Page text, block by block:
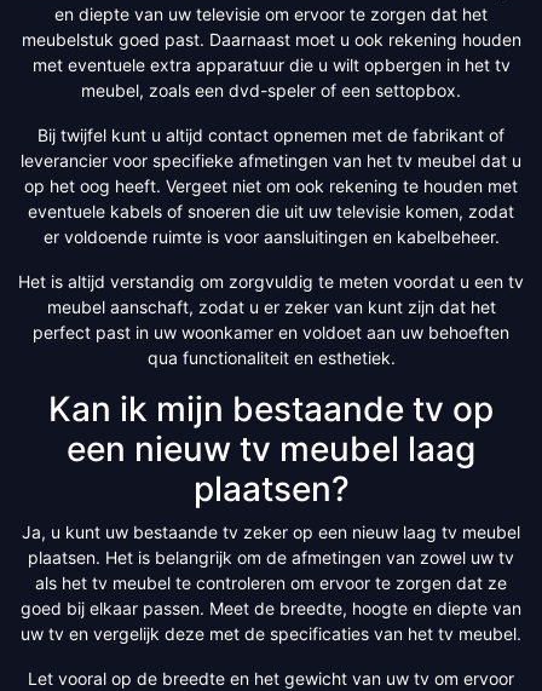
en diepte van uw televisie om ervoor te zorgen dat het
meubelstuk goed past. Daarnaast moet u ook rekening houden
met eventuele extra apparatuur die u wilt opbergen in het tv
meubel, zoals een dvd-speler of een settopbox.
Bij twijfel kunt u altijd contact opnemen met de fabrikant of
leverancier voor specifieke afmetingen van het tv meubel dat u
op het oog heeft. Vergeet niet om ook rekening te houden met
eventuele kabels of snoeren die uit uw televisie komen, zodat
er voldoende ruimte is voor aansluitingen en kabelbeheer.
Het is altijd verstandig om zorgvuldig te meten voordat u een tv
meubel aanschaft, zodat u er zeker van kunt zijn dat het
perfect past in uw woonkamer en voldoet aan uw behoeften
qua functionaliteit en esthetiek.
Kan ik mijn bestaande tv op
een nieuw tv meubel laag
plaatsen?
Ja, u kunt uw bestaande tv zeker op een nieuw laag tv meubel
plaatsen. Het is belangrijk om de afmetingen van zowel uw tv
als het tv meubel te controleren om ervoor te zorgen dat ze
goed bij elkaar passen. Meet de breedte, hoogte en diepte van
uw tv en vergelijk deze met de specificaties van het tv meubel.
Let vooral op de breedte en het gewicht van uw tv om ervoor